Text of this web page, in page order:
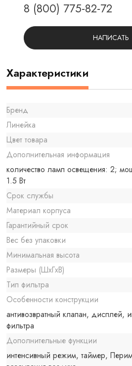
8 (800) 775-82-72
НАПИСАТЬ
Характеристики
Бренд
Линейка
Цвет товара
Дополнительная информация
количество ламп освещения: 2;
1.5 Вт
Срок службы
Материал корпуса
Гарантийный срок
Вес без упаковки
Минимальная высота
Размеры (ШxГxВ)
Тип фильтра
Особенности конструкции
антивозвратный клапан, дисплей,
фильтра
Дополнительные функции
интенсивный режим, таймер,